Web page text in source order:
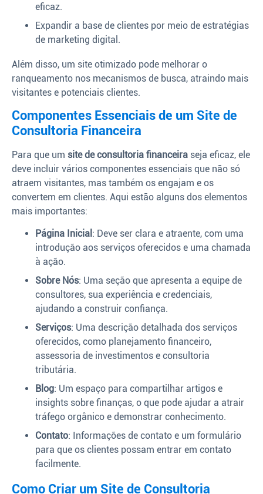
eficaz.
Expandir a base de clientes por meio de estratégias
de marketing digital.
Além disso, um site otimizado pode melhorar o
ranqueamento nos mecanismos de busca, atraindo mais
visitantes e potenciais clientes.
Componentes Essenciais de um Site de
Consultoria Financeira
Para que um site de consultoria financeira seja eficaz, ele
deve incluir vários componentes essenciais que não só
atraem visitantes, mas também os engajam e os
convertem em clientes. Aqui estão alguns dos elementos
mais importantes:
Página Inicial : Deve ser clara e atraente, com uma
introdução aos serviços oferecidos e uma chamada
à ação.
Sobre Nós: Uma seção que apresenta a equipe de
consultores, sua experiência e credenciais,
ajudando a construir confiança.
Serviços: Uma descrição detalhada dos serviços
oferecidos, como planejamento financeiro,
assessoria de investimentos e consultoria
tributária.
Blog: Um espaço para compartilhar artigos e
insights sobre finanças, o que pode ajudar a atrair
tráfego orgânico e demonstrar conhecimento.
Contato: Informações de contato e um formulário
para que os clientes possam entrar em contato
facilmente.
Como Criar um Site de Consultoria